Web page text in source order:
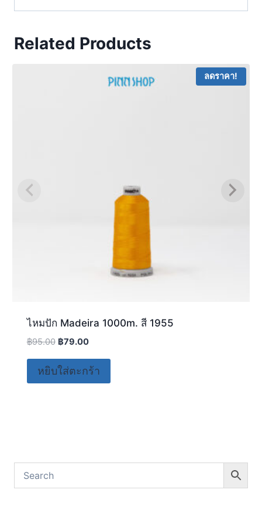
Related Products
ลดราคา!
ไหมปัก Madeira 1000m. สี 1955
฿95.00 ฿79.00
หยิบใส่ตะกร้า